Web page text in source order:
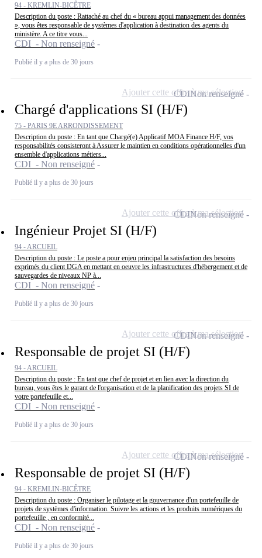
94 - KREMLIN-BICÊTRE
Description du poste : Rattaché au chef du « bureau appui management des données
», vous êtes responsable de systèmes d'application à destination des agents du
ministère. A ce titre vous...
CDI - Non renseigné
Publié il y a plus de 30 jours
Chargé d'applications SI (H/F)
75 - PARIS 9E ARRONDISSEMENT
Description du poste : En tant que Chargé(e) Applicatif MOA Finance H/F, vos
responsabilités consisteront à Assurer le maintien en conditions opérationnelles d'un
ensemble d'applications métiers...
CDI - Non renseigné
Publié il y a plus de 30 jours
CDINon renseigné
Ajouter cette offre à ma sélection
Ingénieur Projet SI (H/F)
94 - ARCUEIL
Description du poste : Le poste a pour enjeu principal la satisfaction des besoins
exprimés du client DGA en mettant en oeuvre les infrastructures d'hébergement et de
sauvegardes de niveaux NP à...
CDI - Non renseigné
Publié il y a plus de 30 jours
CDINon renseigné
Ajouter cette offre à ma sélection
Responsable de projet SI (H/F)
94 - ARCUEIL
Description du poste : En tant que chef de projet et en lien avec la direction du
bureau, vous êtes le garant de l'organisation et de la planification des projets SI de
votre portefeuille et...
CDI - Non renseigné
Publié il y a plus de 30 jours
CDINon renseigné
Ajouter cette offre à ma sélection
Responsable de projet SI (H/F)
94 - KREMLIN-BICÊTRE
Description du poste : Organiser le pilotage et la gouvernance d'un portefeuille de
projets de systèmes d'information. Suivre les actions et les produits numériques du
portefeuille , en conformité...
CDI - Non renseigné
Publié il y a plus de 30 jours
CDINon renseigné
Ajouter cette offre à ma sélection